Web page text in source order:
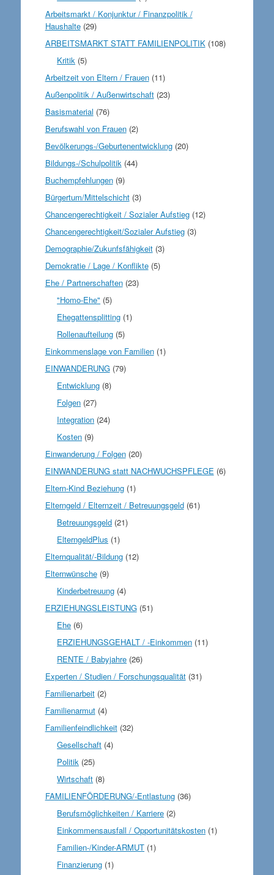
Arbeitsmarkt / Konjunktur / Finanzpolitik /
Haushalte(29)
ARBEITSMARKT STATT FAMILIENPOLITIK(108)
Kritik (5)
Arbeitzeit von Eltern / Frauen(11)
Außenpolitik / Außenwirtschaft(23)
Basismaterial (76)
Berufswahl von Frauen(2)
Bevölkerungs-/Geburtenentwicklung(20)
Bildungs-/Schulpolitik(44)
Buchempfehlungen(9)
Bürgertum/Mittelschicht(3)
Chancengerechtigkeit / Sozialer Aufstieg(12)
Chancengerechtigkeit/Sozialer Aufstieg(3)
Demographie/Zukunfsfähigkeit(3)
Demokratie / Lage / Konflikte(5)
Ehe / Partnerschaften(23)
"Homo-Ehe" (5)
Ehegattensplitting (1)
Rollenaufteilung (5)
Einkommenslage von Familien(1)
EINWANDERUNG(79)
Entwicklung (8)
Folgen (27)
Integration (24)
Kosten (9)
Einwanderung / Folgen(20)
EINWANDERUNG statt NACHWUCHSPFLEGE (6)
Eltern-Kind Beziehung(1)
Elterngeld / Elternzeit / Betreuungsgeld(61)
Betreuungsgeld (21)
ElterngeldPlus (1)
Elternqualität/-Bildung(12)
Elternwünsche(9)
Kinderbetreuung (4)
ERZIEHUNGSLEISTUNG(51)
Ehe (6)
ERZIEHUNGSGEHALT / -Einkommen (11)
RENTE / Babyjahre (26)
Experten / Studien / Forschungsqualität(31)
Familienarbeit(2)
Familienarmut(4)
Familienfeindlichkeit(32)
Gesellschaft (4)
Politik (25)
Wirtschaft (8)
FAMILIENFÖRDERUNG/-Entlastung(36)
Berufsmöglichkeiten / Karriere (2)
Einkommensausfall / Opportunitätskosten (1)
Familien-/Kinder-ARMUT (1)
Finanzierung (1)